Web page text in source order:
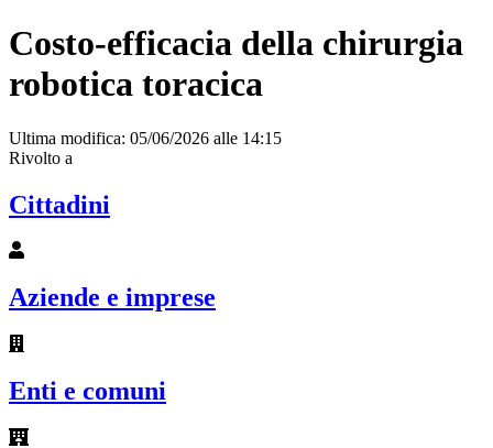
Costo-efficacia della chirurgia
robotica toracica
Ultima modifica: 05/06/2026 alle 14:15
Rivolto a
Cittadini
Aziende e imprese
Enti e comuni